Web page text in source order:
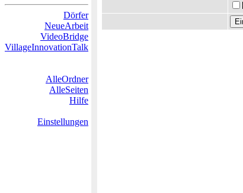
Dörfer
NeueArbeit
VideoBridge
VillageInnovationTalk
AlleOrdner
AlleSeiten
Hilfe
Einstellungen